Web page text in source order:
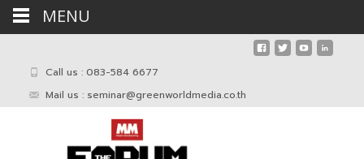
Call us : 083-584 6677
Mail us : seminar@greenworldmedia.co.th
MENU